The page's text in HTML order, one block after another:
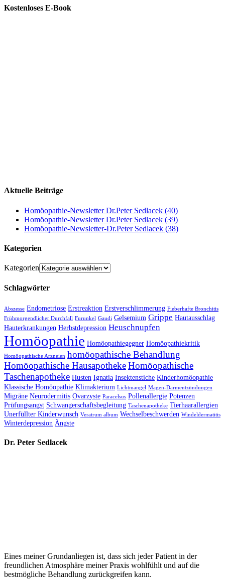
Kostenloses E-Book
Aktuelle Beiträge
Homöopathie-Newsletter Dr.Peter Sedlacek (40)
Homöopathie-Newsletter Dr.Peter Sedlacek (39)
Homöopathie-Newsletter-Dr.Peter Sedlacek (38)
Kategorien
Kategorien
Schlagwörter
Abszesse Endometriose Erstreaktion Erstverschlimmerung Fieberhafte Bronchitis
Frühmorgendlicher Durchfall Furunkel Gaudi Gelsemium Grippe Hautausschlag
Hauterkrankungen Herbstdepression Heuschnupfen
Homöopathie Homöopathiegegner Homöopathiekritik
Homöopathische Arzneien homöopathische Behandlung
Homöopathische HausapothekeHomöopathische
Taschenapotheke Husten Ignatia Insektenstiche Kinderhomöopathie
Klassische Homöopathie Klimakterium Lichtmangel Magen-Darmentzündungen
Migräne Neurodermitis Ovarzyste Paracelsus Pollenallergie Potenzen
Prüfungsangst Schwangerschaftsbegleitung Taschenapotheke Tierhaarallergien
Unerfüllter Kinderwunsch Veratrum album Wechselbeschwerden Windeldermatitis
Winterdepression Ängste
Dr. Peter Sedlacek
Eines meiner Grundanliegen ist, dass sich jeder Patient in der
freundlichen Atmosphäre meiner Praxis wohlfühlt und auf die
bestmögliche Behandlung zurückgreifen kann.